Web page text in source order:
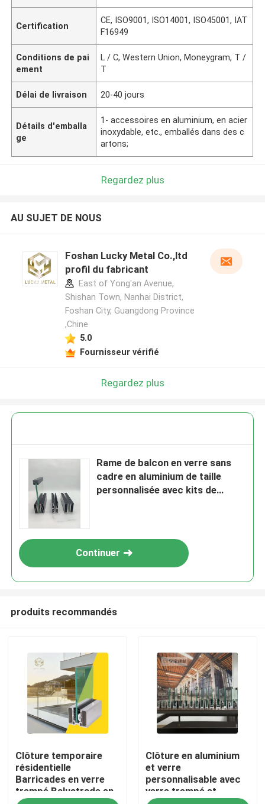
Aperçu
Produits
A propos de nous
Certification
CE, ISO9001, ISO14001, ISO45001, IAT
F16949
Conditions de pai
ement
L / C, Western Union, Moneygram, T /
T
Délai de livraison 20-40 jours
Détails d'emballa
ge
1- accessoires en aluminium, en acier
inoxydable, etc., emballés dans des c
artons;
Regardez plus
AU SUJET DE NOUS
Foshan Lucky Metal Co.,ltd
profil du fabricant
East of Yong'an Avenue,
Shishan Town, Nanhai District,
Foshan City, Guangdong Province
,Chine
5.0
Fournisseur vérifié
Regardez plus
Rame de balcon en verre sans
cadre en aluminium de taille
personnalisée avec kits de
Continuer
produits recommandés
Clôture temporaire
résidentielle
Barricades en verre
trempé Balustrade en
Clôture en aluminium
et verre
personnalisable avec
verre trempé et